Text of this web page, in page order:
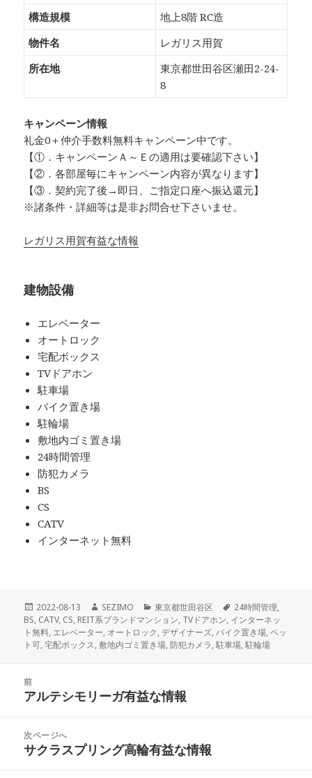
構造規模
地上8階 RC造
物件名
レガリス用賀
所在地
東京都世田谷区瀬田2-24-
8
キャンペーン情報
礼金0＋仲介手数料無料キャンペーン中です。
【①．キャンペーンＡ～Ｅの適用は要確認下さい】
【②．各部屋毎にキャンペーン内容が異なります】
【③．契約完了後→即日、ご指定口座へ振込還元】
※諸条件・詳細等は是非お問合せ下さいませ。
レガリス用賀有益な情報
建物設備
エレベーター
オートロック
宅配ボックス
TVドアホン
駐車場
バイク置き場
駐輪場
敷地内ゴミ置き場
24時間管理
防犯カメラ
BS
CS
CATV
インターネット無料
投
稿
日:
2022-08-13
作
成
者
SEZIMO
カ
テ
ゴ
リ
東京都世田谷区
タ
グ
24時間管理,
BS, CATV, CS, REIT系ブランドマンション, TVドアホン, インターネッ
ト無料, エレベーター, オートロック,デザイナーズ,バイク置き場,ペッ
ト可,宅配ボックス, 敷地内ゴミ置き場,防犯カメラ,駐車場,駐輪場
前
前
投
稿:
アルテシモリーガ有益な情報
次ページへ
次
サクラスプリング高輪有益な情報